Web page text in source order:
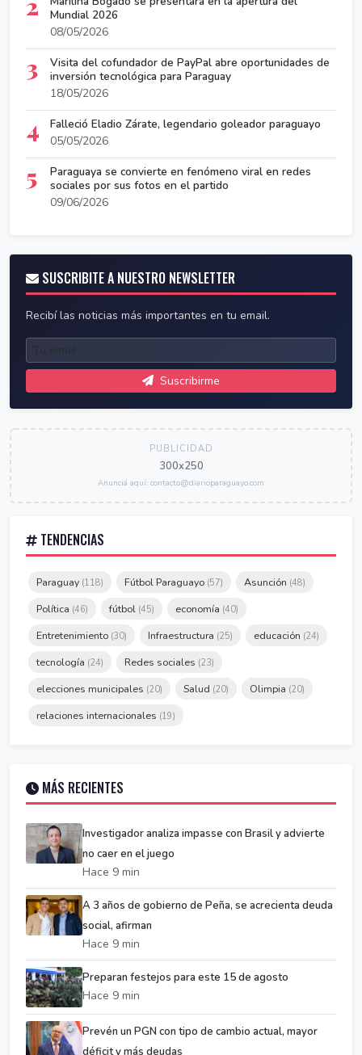
Mundial 2026
08/05/2026
3
Visita del cofundador de PayPal abre oportunidades de
inversión tecnológica para Paraguay
18/05/2026
4
Falleció Eladio Zárate, legendario goleador paraguayo
05/05/2026
5
Paraguaya se convierte en fenómeno viral en redes
sociales por sus fotos en el partido
09/06/2026
SUSCRIBITE A NUESTRO NEWSLETTER
Recibí las noticias más importantes en tu email.
Suscribirme
PUBLICIDAD
300x250
Anunciá aquí: contacto@diarioparaguayo.com
TENDENCIAS
Paraguay (118) Fútbol Paraguayo (57) Asunción (48)
Política (46) fútbol (45) economía (40)
Entretenimiento (30) Infraestructura (25) educación (24)
tecnología (24) Redes sociales (23)
elecciones municipales (20) Salud (20) Olimpia (20)
relaciones internacionales (19)
MÁS RECIENTES
Investigador analiza impasse con Brasil y advierte
no caer en el juego
Hace 9 min
A 3 años de gobierno de Peña, se acrecienta deuda
social, afirman
Hace 9 min
Preparan festejos para este 15 de agosto
Hace 9 min
Prevén un PGN con tipo de cambio actual, mayor
déficit y más deudas